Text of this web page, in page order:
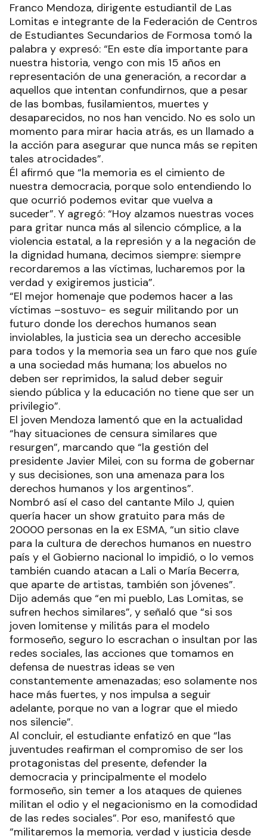
Franco Mendoza, dirigente estudiantil de Las
Lomitas e integrante de la Federación de Centros
de Estudiantes Secundarios de Formosa tomó la
palabra y expresó: “En este día importante para
nuestra historia, vengo con mis 15 años en
representación de una generación, a recordar a
aquellos que intentan confundirnos, que a pesar
de las bombas, fusilamientos, muertes y
desaparecidos, no nos han vencido. No es solo un
momento para mirar hacia atrás, es un llamado a
la acción para asegurar que nunca más se repiten
tales atrocidades”.
Él afirmó que “la memoria es el cimiento de
nuestra democracia, porque solo entendiendo lo
que ocurrió podemos evitar que vuelva a
suceder”. Y agregó: “Hoy alzamos nuestras voces
para gritar nunca más al silencio cómplice, a la
violencia estatal, a la represión y a la negación de
la dignidad humana, decimos siempre: siempre
recordaremos a las víctimas, lucharemos por la
verdad y exigiremos justicia”.
“El mejor homenaje que podemos hacer a las
víctimas –sostuvo- es seguir militando por un
futuro donde los derechos humanos sean
inviolables, la justicia sea un derecho accesible
para todos y la memoria sea un faro que nos guíe
a una sociedad más humana; los abuelos no
deben ser reprimidos, la salud deber seguir
siendo pública y la educación no tiene que ser un
privilegio”.
El joven Mendoza lamentó que en la actualidad
“hay situaciones de censura similares que
resurgen”, marcando que “la gestión del
presidente Javier Milei, con su forma de gobernar
y sus decisiones, son una amenaza para los
derechos humanos y los argentinos”.
Nombró así el caso del cantante Milo J, quien
quería hacer un show gratuito para más de
20000 personas en la ex ESMA, “un sitio clave
para la cultura de derechos humanos en nuestro
país y el Gobierno nacional lo impidió, o lo vemos
también cuando atacan a Lali o María Becerra,
que aparte de artistas, también son jóvenes”.
Dijo además que “en mi pueblo, Las Lomitas, se
sufren hechos similares”, y señaló que “si sos
joven lomitense y militás para el modelo
formoseño, seguro lo escrachan o insultan por las
redes sociales, las acciones que tomamos en
defensa de nuestras ideas se ven
constantemente amenazadas; eso solamente nos
hace más fuertes, y nos impulsa a seguir
adelante, porque no van a lograr que el miedo
nos silencie”.
Al concluir, el estudiante enfatizó en que “las
juventudes reafirman el compromiso de ser los
protagonistas del presente, defender la
democracia y principalmente el modelo
formoseño, sin temer a los ataques de quienes
militan el odio y el negacionismo en la comodidad
de las redes sociales”. Por eso, manifestó que
“militaremos la memoria, verdad y justicia desde